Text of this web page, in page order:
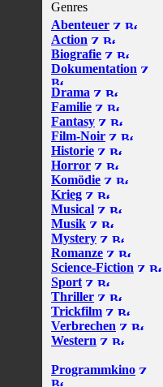
Genres
Abenteuer
Action
Biografie
Dokumentation
Drama
Familie
Fantasy
Film-Noir
Historie
Horror
Komödie
Krieg
Musical
Musik
Mystery
Romanze
Science-Fiction
Sport
Thriller
Trickfilm
Verbrechen
Western
Programmkino